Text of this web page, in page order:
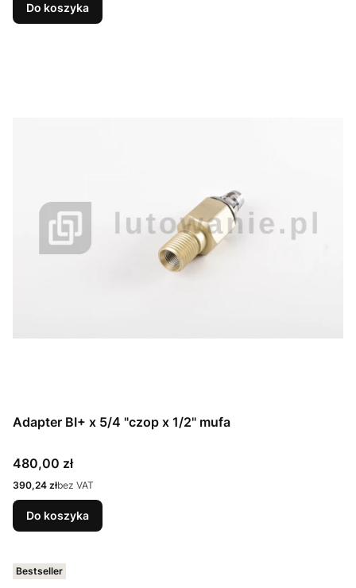
Do koszyka
Adapter BI+ x 5/4 "czop x 1/2" mufa
Cena
480,00 zł
Cena
390,24 złbez VAT
Do koszyka
Bestseller